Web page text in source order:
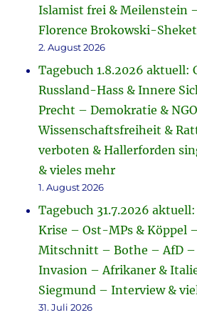
Islamist frei & Meilenstein
Florence Brokowski-
2. August 2026
Tagebuch 1.8.2026 aktuell:
Russland-Hass & Innere
Precht – Demokratie &
Wissenschaftsfreiheit &
verboten & Hallerforden
& vieles mehr
1. August 2026
Tagebuch 31.7.2026
Krise – Ost-MPs & Köppel
Mitschnitt – Bothe – AfD –
Invasion – Afrikaner &
Siegmund – Interview &
31. Juli 2026